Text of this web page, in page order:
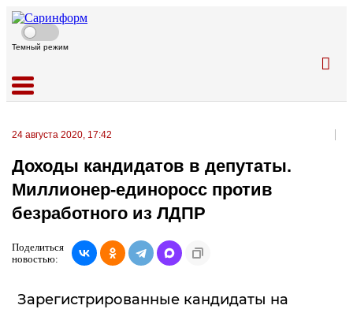
Темный режим
24 августа 2020, 17:42
Доходы кандидатов в депутаты.
Миллионер-единоросс против
безработного из ЛДПР
Поделиться
новостью:
Зарегистрированные кандидаты на